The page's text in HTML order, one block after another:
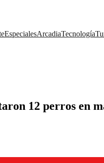
EspecialesArcadiaTecnología
12 perros en